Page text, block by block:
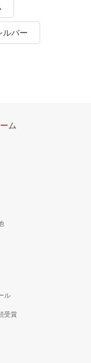
ルバー
ム
ル
受賞